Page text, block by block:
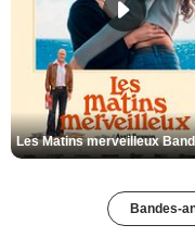
Bandes-